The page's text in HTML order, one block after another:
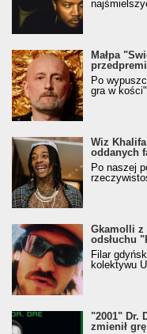
Małpa
Po
gra w
Wiz
oddanych
Po naszej
Gkamolli z
odsłuchu
Filar
kolektywu
"2001" Dr.
zmienił